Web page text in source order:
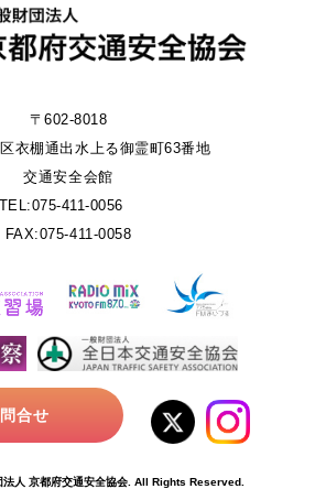
〒602-8018
衣棚通出水上る御霊町63番地
交通安全会館
TEL:075-411-0056
FAX:075-411-0058
合せ
人 京都府交通安全協会. All Rights Reserved.